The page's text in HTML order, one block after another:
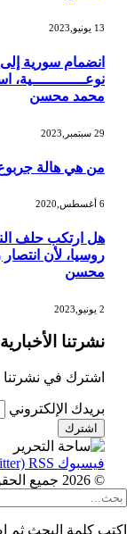
13 يونيو,2023
انضمام سورية إلى
محمد محسن
29 سبتمبر,2023
من هي هالة جربوع!
هل ارتكب حلف
روسيا، لأن
محسن
نشرتنا الأخبارية
اشترك في نشرتنا
بريدك الإلكتروني
فيسبوك RSS
© 2026 جميع الحقوق محفوظة.
اكتب كلمة البحث ثم